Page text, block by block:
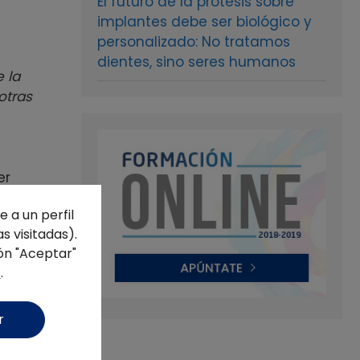
la
a
implantes debe ser biológico y
personalizado: No tratamos
dientes, sino seres humanos
a un perfil
visitadas).
"Aceptar"
.